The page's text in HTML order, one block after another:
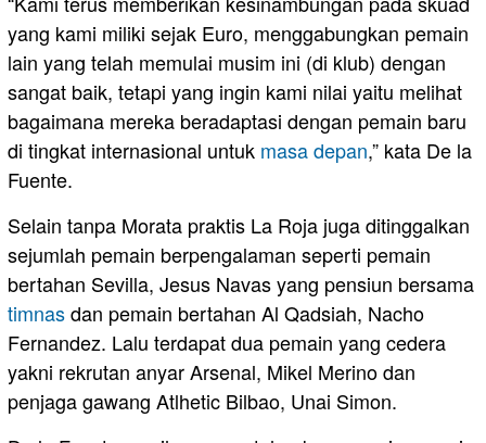
yang kami miliki sejak Euro, menggabungkan pemain
lain yang telah memulai musim ini (di klub) dengan
sangat baik, tetapi yang ingin kami nilai yaitu melihat
bagaimana mereka beradaptasi dengan pemain baru
di tingkat internasional untuk masa depan,” kata De la
Fuente.
Selain tanpa Morata praktis La Roja juga ditinggalkan
sejumlah pemain berpengalaman seperti pemain
bertahan Sevilla, Jesus Navas yang pensiun bersama
timnasdan pemain bertahan Al Qadsiah, Nacho
Fernandez. Lalu terdapat dua pemain yang cedera
yakni rekrutan anyar Arsenal, Mikel Merino dan
penjaga gawang Atlhetic Bilbao, Unai Simon.